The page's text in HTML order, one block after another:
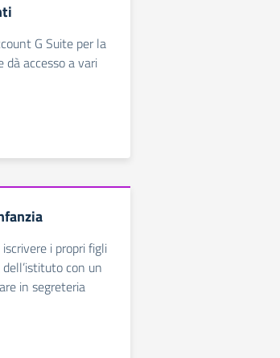
G Suite per la
dà accesso a vari
i propri figli
con un
in segreteria